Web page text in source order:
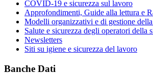
COVID-19 e sicurezza sul lavoro
Approfondimenti, Guide alla lettura e
Modelli organizzativi e di gestione
Salute e sicurezza degli operatori della
Newsletters
Siti su igiene e sicurezza del lavoro
Banche Dati